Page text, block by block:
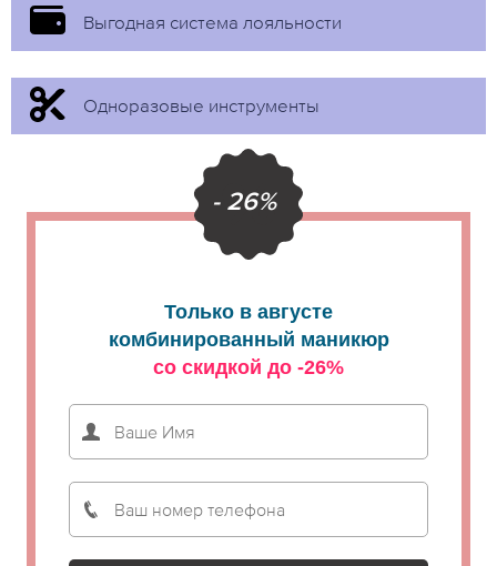
Выгодная система лояльности
Одноразовые инструменты
- 26%
Только в августе
комбинированный маникюр
со скидкой до -26%